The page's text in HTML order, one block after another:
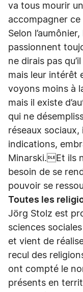
va tous mourir
accompagner
Selon l’aumônier,
passionnent
ne dirais pas
mais leur intérêt
voyons moins à
mais il existe
qui ne
réseaux
indications,
Minarski.Et ils
besoin de se
pouvoir se
Toutes les
Jörg Stolz est
sciences
et vient de
recul des
ont compté le
présents en